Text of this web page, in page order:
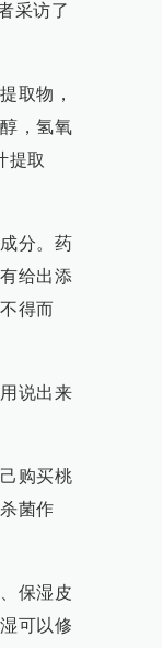
采访了
取物，
，氢氧
提取
分。药
给出添
得而
说出来
购买桃
菌作
保湿皮
可以修